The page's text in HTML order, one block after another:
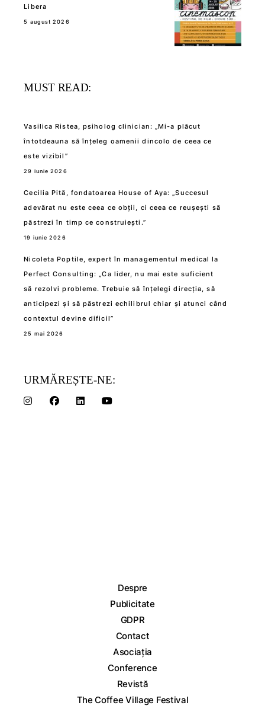
Libera
5 august 2026
MUST READ:
Vasilica Ristea, psiholog clinician: „Mi-a plăcut
întotdeauna să înțeleg oamenii dincolo de ceea ce
este vizibil”
29 iunie 2026
Cecilia Pită, fondatoarea House of Aya: „Succesul
adevărat nu este ceea ce obții, ci ceea ce reușești să
păstrezi în timp ce construiești.”
19 iunie 2026
Nicoleta Poptile, expert în managementul medical la
Perfect Consulting: „Ca lider, nu mai este suficient
să rezolvi probleme. Trebuie să înțelegi direcția, să
anticipezi și să păstrezi echilibrul chiar și atunci când
contextul devine dificil”
25 mai 2026
URMĂREȘTE-NE:
Despre
Publicitate
GDPR
Contact
Asociația
Conference
Revistă
The Coffee Village Festival